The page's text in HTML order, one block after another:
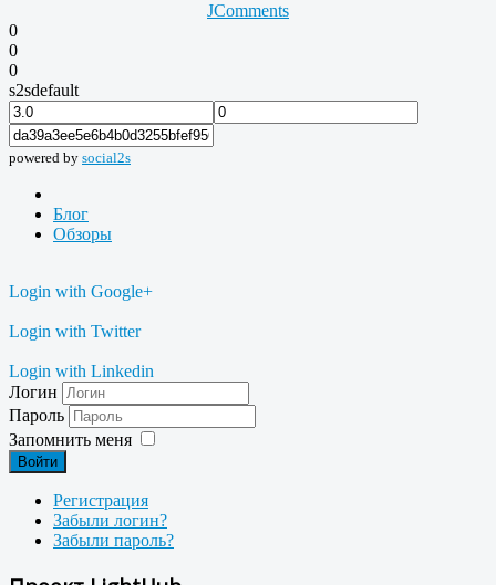
JComments
0
0
0
s2sdefault
powered by social2s
Блог
Обзоры
Login with Google+
Login with Twitter
Login with Linkedin
Логин
Пароль
Запомнить меня
Войти
Регистрация
Забыли логин?
Забыли пароль?